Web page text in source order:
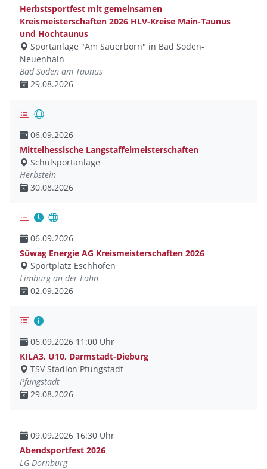
Herbstsportfest mit gemeinsamen
Kreismeisterschaften 2026 HLV-Kreise Main-Taunus
und Hochtaunus
Sportanlage "Am Sauerborn" in Bad Soden-
Neuenhain
Bad Soden am Taunus
29.08.2026
06.09.2026
Mittelhessische Langstaffelmeisterschaften
Schulsportanlage
Herbstein
30.08.2026
06.09.2026
Süwag Energie AG Kreismeisterschaften 2026
Sportplatz Eschhofen
Limburg an der Lahn
02.09.2026
06.09.2026 11:00 Uhr
KILA3, U10, Darmstadt-Dieburg
TSV Stadion Pfungstadt
Pfungstadt
29.08.2026
09.09.2026 16:30 Uhr
Abendsportfest 2026
LG Dornburg